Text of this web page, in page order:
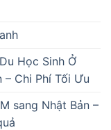
Học Sinh Ở
– Chi Phí Tối Ưu
sang Nhật Bản –